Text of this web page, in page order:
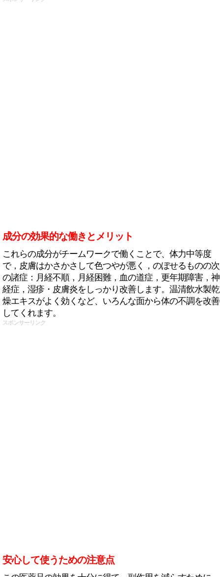
成分の効果的な働きとメリット
これらの成分がチームワークで働くことで、体力中等度
で，皮膚はかさかさして色つやが悪く，のぼせるものの次
の諸症：月経不順，月経困難，血の道症，更年期障害，神
経症，湿疹・皮膚炎をしっかり改善します。温清飲水製乾
燥エキスがよく効くなど、いろんな面から体の不調を改善
してくれます。
スポンサーリンク
安心して使うための注意点